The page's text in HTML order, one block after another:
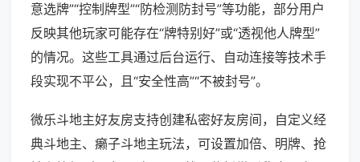
意选牌”“控制牌型”“防检测防封号”等功能，部分用户
反映其他玩家可能存在“牌特别好”或“透视他人牌型”
的情况。这些工具通过后台运行、自动连接等技术手
段实现不平公，且“安全性高”“不被封号”。
微乐斗地主好友房支持创建私密好友房间，自定义经
典斗地主、癞子斗地主玩法，可设置加倍、明牌、抢